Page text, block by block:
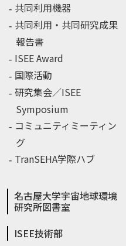
共同利用機器
共同利用・共同研究成果
報告書
ISEE Award
国際活動
研究集会／ISEE
Symposium
コミュニティミーティン
グ
TranSEHA学際ハブ
名古屋大学宇宙地球環境
研究所図書室
ISEE技術部